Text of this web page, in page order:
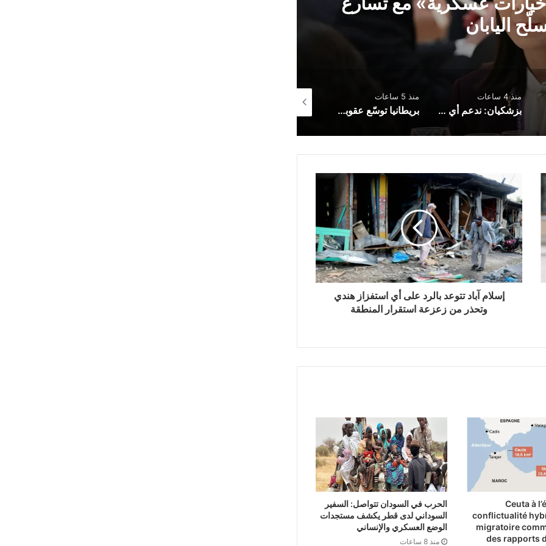
اليابان
منذ 4 ساعات
بزشكيان: ندعم أي قرار يتخذه الفلسطينيون في مفاوضات غزة
منذ 5 ساعات
بريطانيا توسّع عقوباتها على روسيا بإضافة 19 بندًا جديدًا إلى قائمة العقوبات
إسلام آباد تتوعد بالرد على أي استفزاز هندي
وتحذر من زعزعة استقرار المنطقة
Ceuta à
conflictualité
migratoire
des rapports
الحرب في السودان تتواصل: السفير
السوداني لدى قطر يكشف مستجدات
الوضع العسكري والإنساني
منذ 8 ساعات